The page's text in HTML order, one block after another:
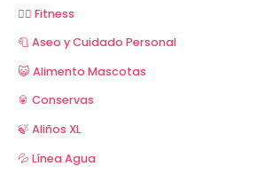
🏋️‍♂️ Fitness
🧻 Aseo y Cuidado Personal
😺 Alimento Mascotas
🥫 Conservas
🍃 Aliños XL
💦 Línea Agua